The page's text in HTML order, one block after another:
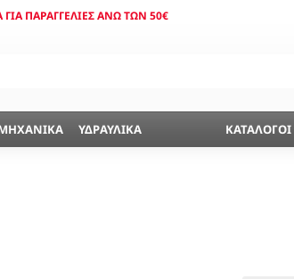
ΠΑΡΑΓΓΕΛΊΕΣ ΆΝΩ ΤΩΝ 50€
ΥΔΡΑΥΛΙΚΆ ΚΑΤΆΛΟΓΟΙ